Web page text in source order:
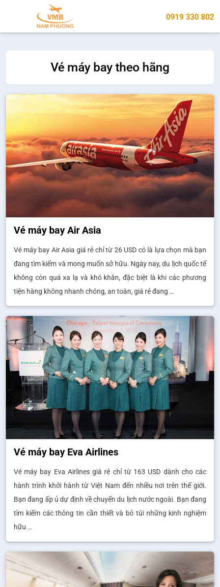
0919 330 802
Vé máy bay theo hãng
Vé máy bay Air Asia
Vé máy bay Air Asia giá rẻ chỉ từ 26 USD có là lựa chọn mà bạn
đang tìm kiếm và mong muốn sở hữu. Ngày nay, du lịch quốc tế
không còn quá xa lạ và khó khăn, đặc biệt là khi các phương
tiện hàng không nhanh chóng, an toàn, giá rẻ đang …
Vé máy bay Eva Airlines
Vé máy bay Eva Airlines giá rẻ chỉ từ 163 USD dành cho các
hành trình khởi hành từ Việt Nam đến nhiều nơi trên thế giới.
Bạn đang ấp ủ dự định về chuyến du lịch nước ngoài. Bạn đang
tìm kiếm các thông tin cần thiết và bỏ túi những kinh nghiệm
hữu …